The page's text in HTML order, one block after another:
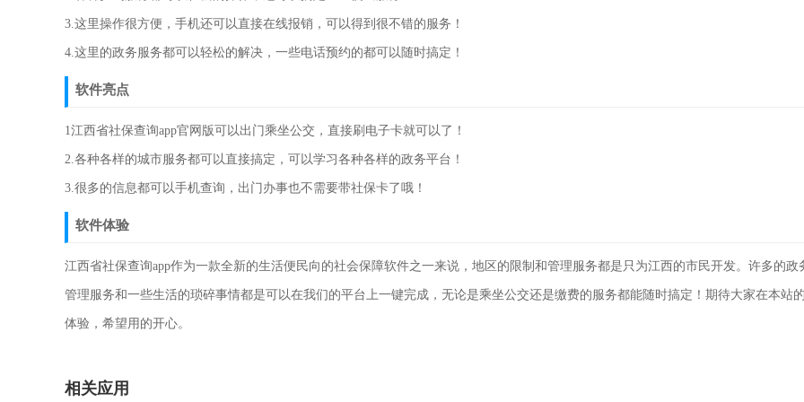
3.这里操作很方便，手机还可以直接在线报销，可以得到很不错的服务！
4.这里的政务服务都可以轻松的解决，一些电话预约的都可以随时搞定！
软件亮点
1江西省社保查询app官网版可以出门乘坐公交，直接刷电子卡就可以了！
2.各种各样的城市服务都可以直接搞定，可以学习各种各样的政务平台！
3.很多的信息都可以手机查询，出门办事也不需要带社保卡了哦！
软件体验
江西省社保查询app作为一款全新的生活便民向的社会保障软件之一来说，地区的限制和管理服务都是只为江西的市民开发。许多的政
管理服务和一些生活的琐碎事情都是可以在我们的平台上一键完成，无论是乘坐公交还是缴费的服务都能随时搞定！期待大家在本站
体验，希望用的开心。
相关应用